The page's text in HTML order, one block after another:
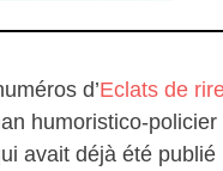
d’Eclats de
humoristico-
avait déjà été